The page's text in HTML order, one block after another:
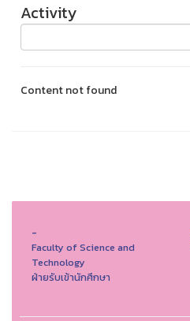
Activity
Content not found
-
Faculty of Science and
Technology
ฝ่ายรับเข้านักศึกษา